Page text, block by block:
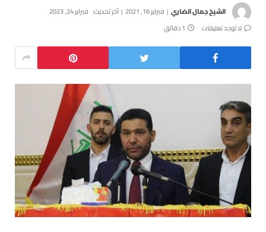
الشيخ جمال الضاري فبراير 16, 2021 آخر تحديث: فبراير 24, 2023
لا توجد تعليقات
1 دقائق